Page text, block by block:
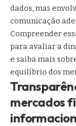
dados, mas
comunicação
Compreender
para avaliar a
e saiba mais
equilíbrio dos
mercados